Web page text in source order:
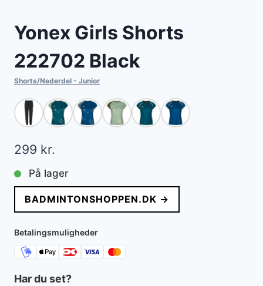
Yonex Girls Shorts
222702 Black
Shorts/Nederdel - Junior
299 kr.
På lager
BADMINTONSHOPPEN.DK →
Betalingsmuligheder
Har du set?